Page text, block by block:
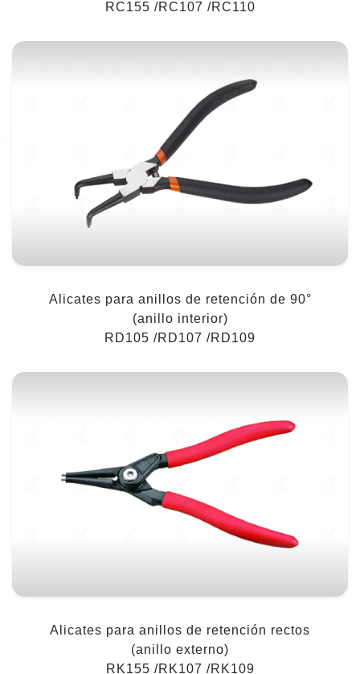
RC155 /RC107 /RC110
Alicates para anillos de retención de 90°
(anillo interior)
RD105 /RD107 /RD109
Alicates para anillos de retención rectos
(anillo externo)
RK155 /RK107 /RK109